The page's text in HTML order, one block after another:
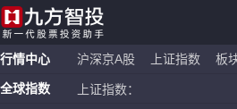
行情中心 沪深京A股 上证指数 板
全球指数 上证指数：